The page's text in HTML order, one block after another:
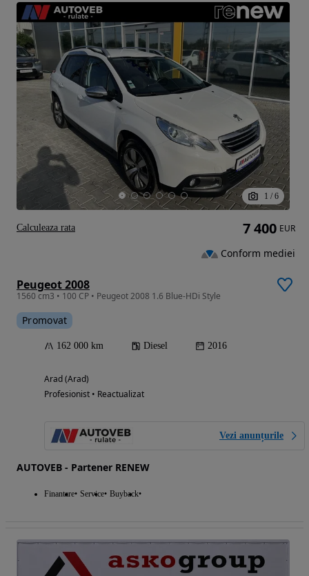
1 / 6
Peugeot 2008
1560 cm3 • 100 CP • Peugeot 2008 1.6 Blue-HDi Style
Promovat
162 000 km Diesel 2016
Arad (Arad)
Profesionist • Reactualizat
Vezi anunțurile
AUTOVEB - Partener RENEW
Finantare Service Buyback
7 400 EUR
Conform mediei
Calculeaza rata